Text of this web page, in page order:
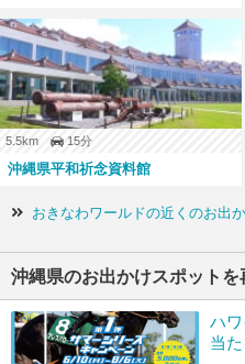
5.5km 15分
沖縄県平和祈念資料館
おきなわワールドの近くのお出
沖縄県のお出かけスポット
ハ
当